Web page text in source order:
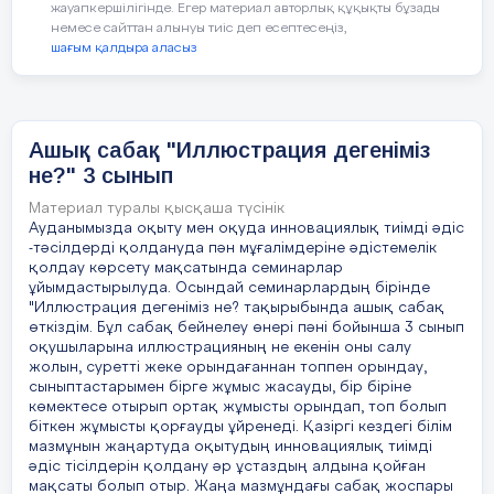
досың, от- жауың» атты жұмысты дебат түрінде
өттім. Жақтаушы топ, даттаушы топ болып сынып
Жап- жақсы жасады. Сосын өзім толықтырулар
енгіздім. «Қонақ сыйлау- салтымыз» атты өнеге
сағатында ситуациялық жағдай енгіздім. «Үйіңде
үлкендер жоқ еді үйіңе қонақ келіп қалды не
істейсің?» деген тапсырма бердім. Оқушылар
жарыса ата- аналарынан көргендерін айтты.
Көбісі көрпе жайып, төрге шығарамын деген
пікір айтты. Бұл баланың ойын шыңдау, ізденіске
үйрету болса, екінші жағынан мәдениеттілікке
тәрбиелеу. Міне осылай ұйымдастырылған
жұмыстың мақсаты болуы керек. « Сиқырлы
сөздер» тренингін өткізгенде топтау әдісін
қолдандым. Бұл жұмыста ұлдар бір топ, қыздар
бір топ болып жұмыс жасады.«Жақсы сөздер» ,
«жаман сөздер» топтамасын жаздырдым да
а. 16 м
ә. 13,5 м
в. 12 м
5.Орыстың суретшісі,суды бейнелеудің асқан шебері,
ол кім?
а. И.Айвазовский
ә. А.Лактинов
в.В.Поленов
жауапкершілігінде. Егер материал авторлық құқықты бұзады
немесе сайттан алынуы тиіс деп есептесеңіз,
шағым қалдыра аласыз
Ашық сабақ "Иллюстрация дегеніміз
не?" 3 сынып
Материал туралы қысқаша түсінік
Ауданымызда оқыту мен оқуда инновациялық тиімді әдіс
-тәсілдерді қолдануда пән мұғалімдеріне әдістемелік
қолдау көрсету мақсатында семинарлар
ұйымдастырылуда. Осындай семинарлардың бірінде
"Иллюстрация дегеніміз не? тақырыбында ашық сабақ
өткіздім. Бұл сабақ бейнелеу өнері пәні бойынша 3 сынып
оқушыларына иллюстрацияның не екенін оны салу
жолын, суретті жеке орындағаннан топпен орындау,
сыныптастарымен бірге жұмыс жасауды, бір біріне
көмектесе отырып ортақ жұмысты орындап, топ болып
біткен жұмысты қорғауды ұйренеді. Қазіргі кездегі білім
мазмұнын жаңартуда оқытудың инновациялық тиімді
әдіс тісілдерін қолдану әр ұстаздың алдына қойған
мақсаты болып отыр. Жаңа мазмұндағы сабақ жоспары